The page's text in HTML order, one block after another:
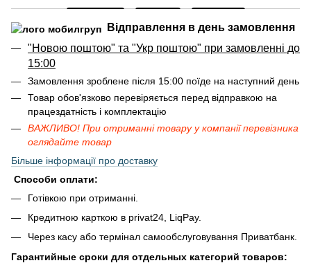
Відправлення в день замовлення
"Новою поштою" та "Укр поштою" при замовленні до
15:00
Замовлення зроблене після 15:00 поїде на наступний день
Товар обов'язково перевіряється перед відправкою на
працездатність і комплектацію
ВАЖЛИВО! При отриманні товару у компанії перевізника
оглядайте товар
Більше інформації про доставку
Способи оплати:
Готівкою при отриманні.
Кредитною карткою в privat24, LiqPay.
Через касу або термінал самообслуговування Приватбанк.
Гарантийные сроки для отдельных категорий товаров: